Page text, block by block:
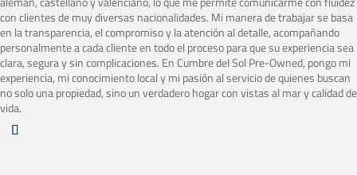
con clientes de muy diversas nacionalidades. Mi manera de trabajar se basa
en la transparencia, el compromiso y la atención al detalle, acompañando
personalmente a cada cliente en todo el proceso para que su experiencia sea
clara, segura y sin complicaciones. En Cumbre del Sol Pre-Owned, pongo mi
experiencia, mi conocimiento local y mi pasión al servicio de quienes buscan
no solo una propiedad, sino un verdadero hogar con vistas al mar y calidad de
vida.